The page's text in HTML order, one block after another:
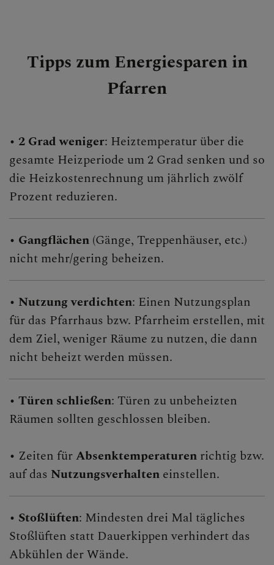
Tipps zum Energiesparen in
Pfarren
• 2 Grad weniger: Heiztemperatur über die
gesamte Heizperiode um 2 Grad senken und so
die Heizkostenrechnung um jährlich zwölf
Prozent reduzieren.
• Gangflächen (Gänge, Treppenhäuser, etc.)
nicht mehr/gering beheizen.
• Nutzung verdichten: Einen Nutzungsplan
für das Pfarrhaus bzw. Pfarrheim erstellen, mit
dem Ziel, weniger Räume zu nutzen, die dann
nicht beheizt werden müssen.
• Türen schließen: Türen zu unbeheizten
Räumen sollten geschlossen bleiben.
• Zeiten fürAbsenktemperaturen richtig bzw.
auf das Nutzungsverhalten einstellen.
• Stoßlüften: Mindesten drei Mal tägliches
Stoßlüften statt Dauerkippen verhindert das
Abkühlen der Wände.